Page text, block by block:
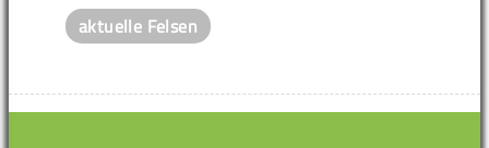
aktuelle Felsen